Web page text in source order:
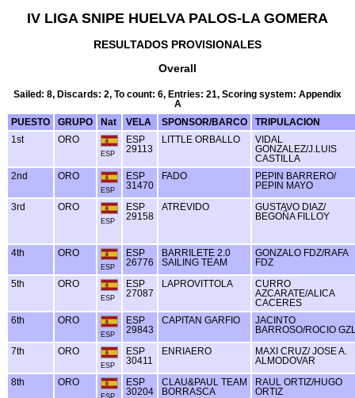
IV LIGA SNIPE HUELVA PALOS-LA GOMERA
RESULTADOS PROVISIONALES
Overall
Sailed: 8, Discards: 2, To count: 6, Entries: 21, Scoring system: Appendix
A
PUESTO
GRUPO Nat VELA SPONSOR/BARCO
TRIPULACION
1st
ORO
ESP
ESP
29113
LITTLE ORBALLO
VIDAL
GONZALEZ/J.LUIS
CASTILLA
2nd
ORO
ESP
ESP
31470
FADO
PEPIN BARRERO/
PEPIN MAYO
3rd ORO
ESP
ESP
29158
ATREVIDO
GUSTAVO DIAZ/
BEGOÑA FILLOY
4th ORO
ESP
ESP
26776
BARRILETE 2.0
SAILING TEAM
GONZALO FDZ/RAFA
FDZ
5th ORO
ESP
ESP
27087
LAPROVITTOLA
CURRO
AZCARATE/ALICA
CACERES
6th
ORO
ESP
ESP
29843
CAPITAN GARFIO
JACINTO
BARROSO/ROCIO
7th ORO
ESP
ESP
30411
ENRIAERO
MAXI CRUZ/ JOSE A.
ALMODOVAR
8th ORO
ESP
ESP
30204
CLAU&PAUL TEAM
BORRASCA
RAUL ORTIZ/HUGO
ORTIZ